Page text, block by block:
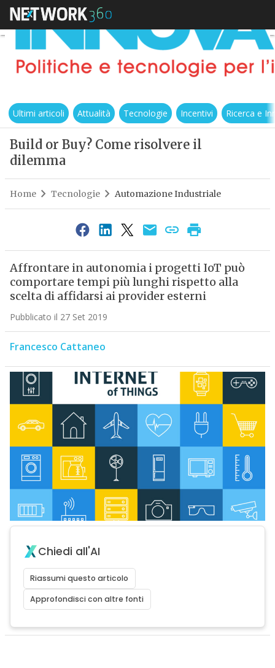
Ultimi articoli Attualità Tecnologie Incentivi Ricerca e
Build or Buy? Come risolvere il
dilemma
Home Tecnologie Automazione Industriale
Affrontare in autonomia i progetti IoT può
comportare tempi più lunghi rispetto alla
scelta di affidarsi ai provider esterni
Pubblicato il 27 Set 2019
Francesco Cattaneo
Chiedi all'AI
Riassumi questo articolo
Approfondisci con altre fonti